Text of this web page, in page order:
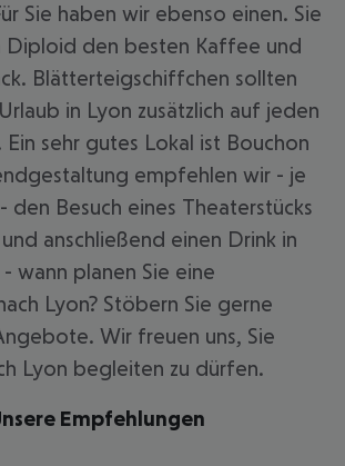
Sie haben wir ebenso einen. Sie
Diploid den besten Kaffee und
Blätterteigschiffchen sollten
in Lyon zusätzlich auf jeden
Ein sehr gutes Lokal ist Bouchon
empfehlen wir - je
den Besuch eines Theaterstücks
anschließend einen Drink in
wann planen Sie eine
Lyon? Stöbern Sie gerne
Wir freuen uns, Sie
Lyon begleiten zu dürfen.
Empfehlungen